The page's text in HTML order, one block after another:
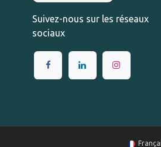
Suivez-nous sur les réseaux
sociaux